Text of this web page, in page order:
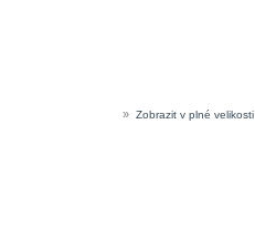
» Zobrazit v plné velikosti